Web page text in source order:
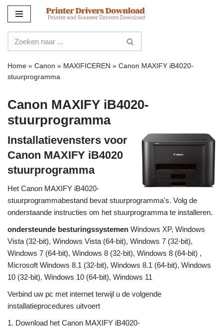
naar
de
inhoud
Home » Canon » MAXIFICEREN » Canon MAXIFY iB4020-
stuurprogramma
Canon MAXIFY iB4020-
stuurprogramma
Installatievensters voor
Canon MAXIFY iB4020
stuurprogramma
Het Canon MAXIFY iB4020-
stuurprogrammabestand bevat stuurprogramma's. Volg de
onderstaande instructies om het stuurprogramma te installeren.
ondersteunde besturingssystemen Windows XP, Windows
Vista (32-bit), Windows Vista (64-bit), Windows 7 (32-bit),
Windows 7 (64-bit), Windows 8 (32-bit), Windows 8 (64-bit) ,
Microsoft Windows 8.1 (32-bit), Windows 8.1 (64-bit), Windows
10 (32-bit), Windows 10 (64-bit), Windows 11
Verbind uw pc met internet terwijl u de volgende
installatieprocedures uitvoert
1. Download het Canon MAXIFY iB4020-